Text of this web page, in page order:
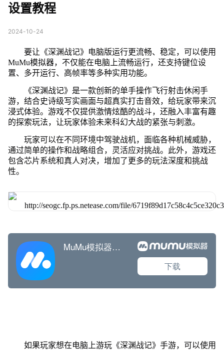
设置教程
2024-10-24
要让《深渊战记》电脑版运行更流畅、稳定，可以使用
MuMu模拟器，不仅能在电脑上流畅运行，还支持键位设
置、多开运行、高帧率等多种实用功能。
《深渊战记》是一款创新的单手操作飞行射击休闲手
游，结合史诗级写实画面与超真实打击音效，给玩家带来沉
浸式体验。游戏不仅提供激情炫酷的战斗，还融入丰富有趣
的探索玩法，让玩家体验未来科幻大战的紧张与刺激。
玩家可以在不同环境中驾驶战机，面临各种机械威胁，
通过简单的操作和战略组合，灵活应对挑战。此外，游戏还
包含芯片系统和真人对决，增加了更多的玩法深度和挑战
性。
如果玩家想在电脑上游玩《深渊战记》手游，可以使用